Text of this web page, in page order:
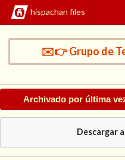
hispachan files
✉️👉 Grupo de
Archivado por última
Descargar